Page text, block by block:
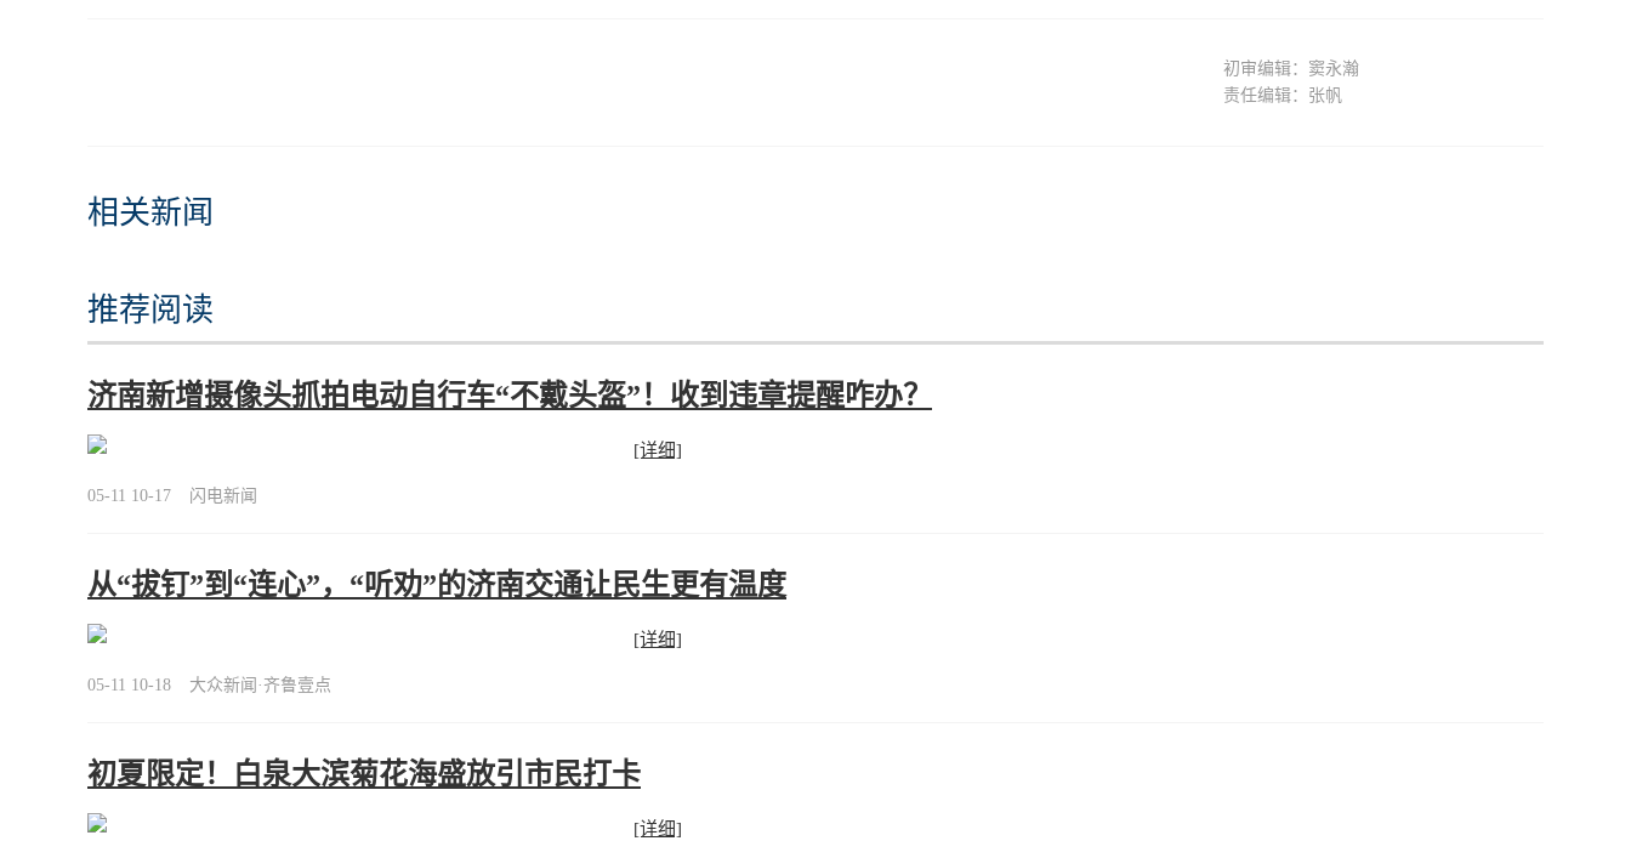
初审编辑：窦永瀚
责任编辑：张帆
相关新闻
推荐阅读
济南新增摄像头抓拍电动自行车“不戴头盔”！收到违章提醒咋办？
[详细]
05-11 10-17 闪电新闻
从“拔钉”到“连心”，“听劝”的济南交通让民生更有温度
[详细]
05-11 10-18 大众新闻·齐鲁壹点
初夏限定！白泉大滨菊花海盛放引市民打卡
[详细]